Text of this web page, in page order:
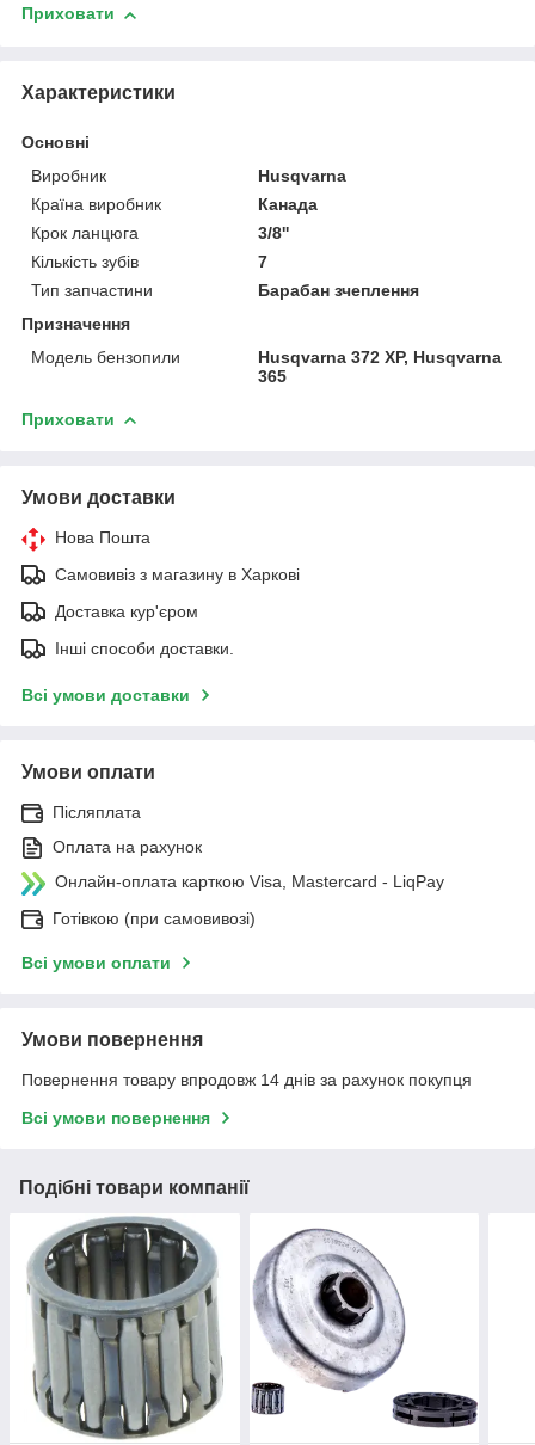
Приховати
Характеристики
Основні
Виробник
Husqvarna
Країна виробник
Канада
Крок ланцюга
3/8''
Кількість зубів
7
Тип запчастини
Барабан зчеплення
Призначення
Модель бензопили
Husqvarna 372 XP, Husqvarna
365
Приховати
Умови доставки
Нова Пошта
Самовивіз з магазину в Харкові
Доставка кур'єром
Інші способи доставки.
Всі умови доставки
Умови оплати
Післяплата
Оплата на рахунок
Онлайн-оплата карткою Visa, Mastercard - LiqPay
Готівкою (при самовивозі)
Всі умови оплати
Умови повернення
Повернення товару впродовж 14 днів за рахунок покупця
Всі умови повернення
Подібні товари компанії